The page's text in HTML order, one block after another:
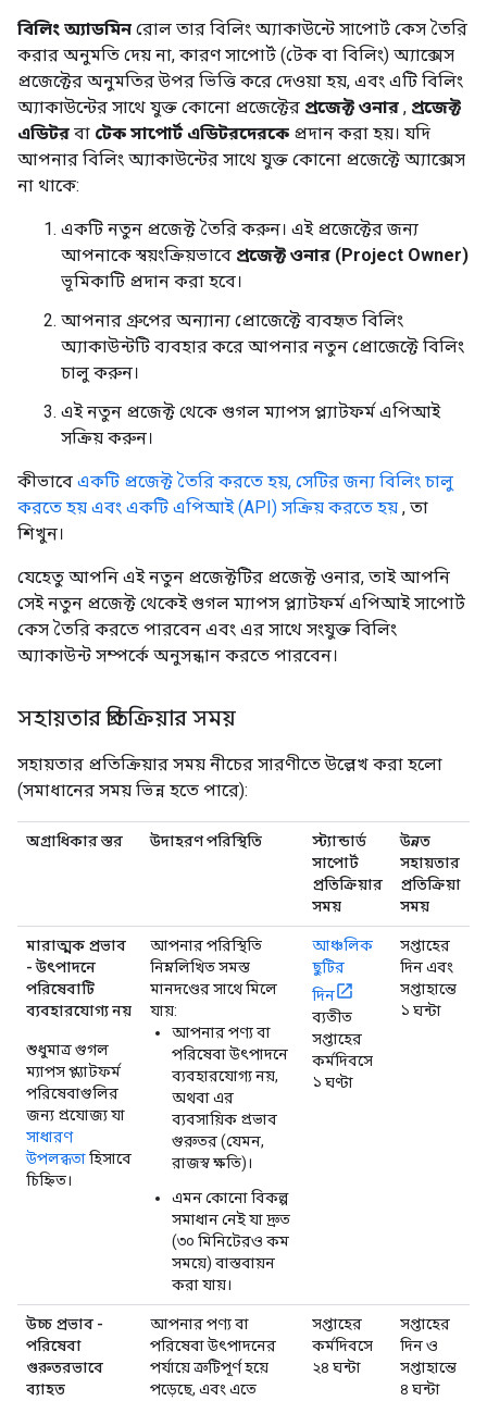
বিলিং অ্যাডমিন রোল তার বিলিং অ্যাকাউন্টে সাপোর্ট কেস তৈরি
করার অনুমতি দেয় না, কারণ সাপোর্ট (টেক বা বিলিং) অ্যাক্সেস
প্রজেক্টের অনুমতির উপর ভিত্তি করে দেওয়া হয়, এবং এটি বিলিং
অ্যাকাউন্টের সাথে যুক্ত কোনো প্রজেক্টের প্রজেক্ট ওনার , প্রজেক্ট
এডিটর বা টেক সাপোর্ট এডিটরদেরকে প্রদান করা হয়। যদি
আপনার বিলিং অ্যাকাউন্টের সাথে যুক্ত কোনো প্রজেক্টে অ্যাক্সেস
না থাকে:
একটি নতুন প্রজেক্ট তৈরি করুন। এই প্রজেক্টের জন্য
আপনাকে স্বয়ংক্রিয়ভাবে প্রজেক্ট ওনার (Project Owner)
ভূমিকাটি প্রদান করা হবে।
আপনার গ্রুপের অন্যান্য প্রোজেক্টে ব্যবহৃত বিলিং
অ্যাকাউন্টটি ব্যবহার করে আপনার নতুন প্রোজেক্টে বিলিং
চালু করুন।
এই নতুন প্রজেক্ট থেকে গুগল ম্যাপস প্ল্যাটফর্ম এপিআই
সক্রিয় করুন।
কীভাবে একটি প্রজেক্ট তৈরি করতে হয়, সেটির জন্য বিলিং চালু
করতে হয় এবং একটি এপিআই (API) সক্রিয় করতে হয় , তা
শিখুন।
যেহেতু আপনি এই নতুন প্রজেক্টটির প্রজেক্ট ওনার, তাই আপনি
সেই নতুন প্রজেক্ট থেকেই গুগল ম্যাপস প্ল্যাটফর্ম এপিআই সাপোর্ট
কেস তৈরি করতে পারবেন এবং এর সাথে সংযুক্ত বিলিং
অ্যাকাউন্ট সম্পর্কে অনুসন্ধান করতে পারবেন।
সহায়তার প্রতিক্রিয়ার সময়
সহায়তার প্রতিক্রিয়ার সময় নীচের সারণীতে উল্লেখ করা হলো
(সমাধানের সময় ভিন্ন হতে পারে):
অগ্রাধিকার স্তর উদাহরণ পরিস্থিতি
স্ট্যান্ডার্ড
সাপোর্ট
প্রতিক্রিয়ার
সময়
উন্নত
সহায়তার
প্রতিক্রিয়া
সময়
মারাত্মক প্রভাব
- উৎপাদনে
পরিষেবাটি
ব্যবহারযোগ্য নয়
শুধুমাত্র গুগল
ম্যাপস প্ল্যাটফর্ম
পরিষেবাগুলির
জন্য প্রযোজ্য যা
সাধারণ
উপলব্ধতাহিসাবে
চিহ্নিত।
আপনার পরিস্থিতি
নিম্নলিখিত সমস্ত
মানদণ্ডের সাথে মিলে
যায়:
আপনার পণ্য বা
পরিষেবা উৎপাদনে
ব্যবহারযোগ্য নয়,
অথবা এর
ব্যবসায়িক প্রভাব
গুরুতর (যেমন,
রাজস্ব ক্ষতি)।
এমন কোনো বিকল্প
সমাধান নেই যা দ্রুত
(৩০ মিনিটেরও কম
সময়ে) বাস্তবায়ন
করা যায়।
আঞ্চলিক
ছুটির
দিন
ব্যতীত
সপ্তাহের
কর্মদিবসে
১ ঘণ্টা
সপ্তাহের
দিন এবং
সপ্তাহান্তে
১ ঘন্টা
উচ্চ প্রভাব -
পরিষেবা
গুরুতরভাবে
ব্যাহত
আপনার পণ্য বা
পরিষেবা উৎপাদনের
পর্যায়ে ত্রুটিপূর্ণ হয়ে
পড়েছে, এবং এতে
সপ্তাহের
কর্মদিবসে
২৪ ঘন্টা
সপ্তাহের
দিন ও
সপ্তাহান্তে
৪ ঘন্টা